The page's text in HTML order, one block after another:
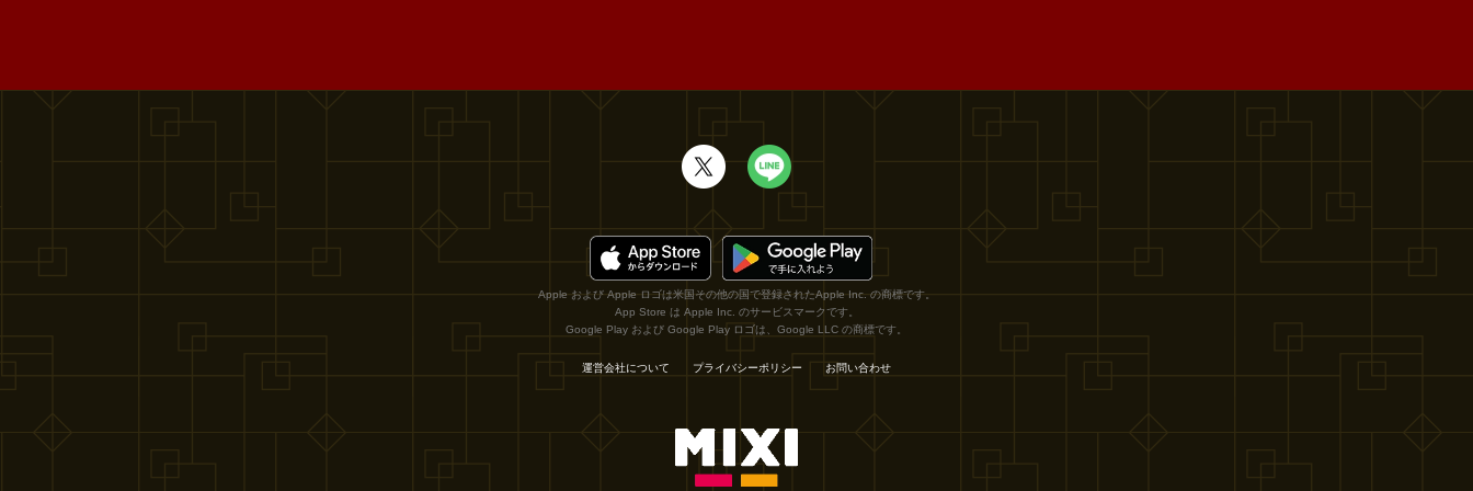
Apple および Apple ロゴは米国その他の国で登録されたApple Inc. の商標です。
App Store は Apple Inc. のサービスマークです。
Google Play および Google Play ロゴは、Google LLC の商標です。
運営会社について プライバシーポリシー お問い合わせ